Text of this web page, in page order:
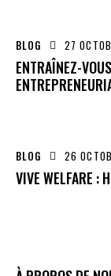
BLOG 27
ENTRAÎNEZ-
BLOG 26
VIVE WELFARE :